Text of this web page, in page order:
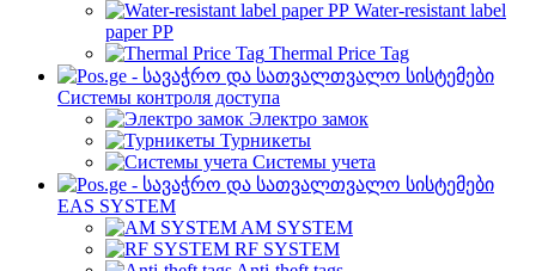
Water-resistant label
paper PP
Thermal Price Tag
Системы контроля доступа
Электро замок
Турникеты
Cистемы учета
EAS SYSTEM
AM SYSTEM
RF SYSTEM